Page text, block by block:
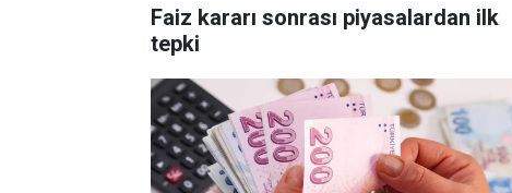
Faiz kararı sonrası piyasalardan ilk
tepki